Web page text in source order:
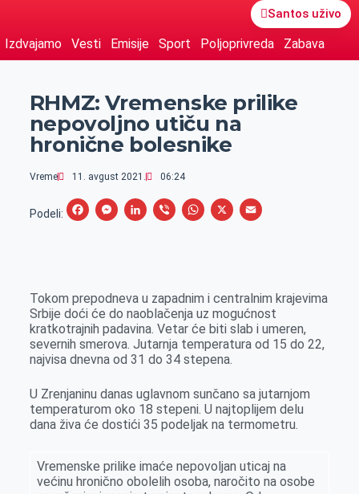
Santos uživo
Izdvajamo Vesti Emisije Sport Poljoprivreda Zabava
RHMZ: Vremenske prilike
nepovoljno utiču na
hronične bolesnike
Vreme 11. avgust 2021. 06:24
Podeli:
F
b
o
o
k
M
e
n
g
e
r
L
e
d
I
n
V
r
W
s
A
p
p
X
E
l
Tokom prepodneva u zapadnim i centralnim krajevima
Srbije doći će do naoblačenja uz mogućnost
kratkotrajnih padavina. Vetar će biti slab i umeren,
severnih smerova. Jutarnja temperatura od 15 do 22,
najvisa dnevna od 31 do 34 stepena.
U Zrenjaninu danas uglavnom sunčano sa jutarnjom
temperaturom oko 18 stepeni. U najtoplijem delu
dana živa će dostići 35 podeljak na termometru.
Vremenske prilike imaće nepovolјan uticaj na
većinu hronično obolelih osoba, naročito na osobe